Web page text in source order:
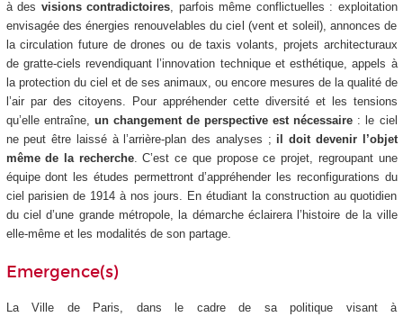
à des visions contradictoires , parfois même conflictuelles : exploitation
envisagée des énergies renouvelables du ciel (vent et soleil), annonces de
la circulation future de drones ou de taxis volants, projets architecturaux
de gratte-ciels revendiquant l’innovation technique et esthétique, appels à
la protection du ciel et de ses animaux, ou encore mesures de la qualité de
l’air par des citoyens. Pour appréhender cette diversité et les tensions
qu’elle entraîne, un changement de perspective est nécessaire : le ciel
ne peut être laissé à l’arrière-plan des analyses ; il doit devenir l’objet
même de la recherche. C’est ce que propose ce projet, regroupant une
équipe dont les études permettront d’appréhender les reconfigurations du
ciel parisien de 1914 à nos jours. En étudiant la construction au quotidien
du ciel d’une grande métropole, la démarche éclairera l’histoire de la ville
elle-même et les modalités de son partage.
Emergence(s)
La Ville de Paris, dans le cadre de sa politique visant à